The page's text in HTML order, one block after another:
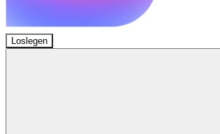
Loslegen